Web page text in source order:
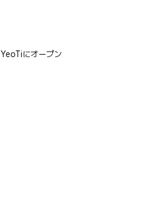
YeoTiにオープン